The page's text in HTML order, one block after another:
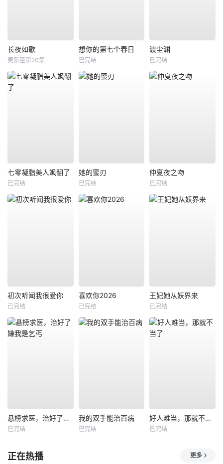
长夜如歌
更新至第20集
想你的第七个春日
已完结
渡尘渊
已完结
七零凝脂美人飒翻了
已完结
她的蜜刃
已完结
仲夏夜之吻
已完结
初次听闻我很爱你
已完结
喜欢你2026
已完结
王妃她从妖界来
已完结
悬榜求医，治好了嫌我是乞丐
已完结
我的双手能治百病
已完结
好人难当，那就不当了
已完结
正在热播 更多